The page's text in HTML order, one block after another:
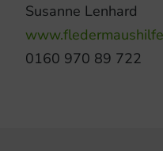
Susanne Lenhard
0160 970 89 722